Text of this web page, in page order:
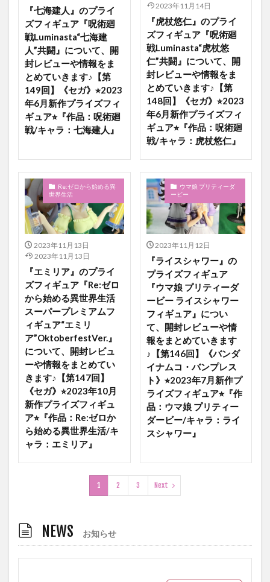
『七海建人』のプライ
ズフィギュア『呪術廻
戦Luminasta“七海建
人”共闘』について、開
封レビューや情報をま
とめていきます♪【第
149回】《セガ》⭐︎2023
年6月新作プライズフィ
ギュア⭐︎『作品：呪術廻
戦/キャラ：七海建人』
2023年11月14日
『虎杖悠仁』のプライ
ズフィギュア『呪術廻
戦Luminasta“虎杖悠
仁”共闘』について、開
封レビューや情報をま
とめていきます♪【第
148回】《セガ》⭐︎2023
年6月新作プライズフィ
ギュア⭐︎『作品：呪術廻
戦/キャラ：虎杖悠仁』
Re:ゼロから始める異
世界生活
2023年11月13日
2023年11月13日
『エミリア』のプライ
ズフィギュア『Re:ゼロ
から始める異世界生活
スーパープレミアムフ
ィギュア“エミリ
ア”OktoberfestVer.』
について、開封レビュ
ーや情報をまとめてい
きます♪【第147回】
《セガ》⭐︎2023年10月
新作プライズフィギュ
ア⭐︎『作品：Re:ゼロか
ら始める異世界生活/キ
ャラ：エミリア』
ウマ娘 プリティーダ
ービー
2023年11月12日
『ライスシャワー』の
プライズフィギュア
『ウマ娘 プリティーダ
ービー ライスシャワー
フィギュア』につい
て、開封レビューや情
報をまとめていきます
♪【第146回】《バンダ
イナムコ・バンプレス
ト》⭐︎2023年7月新作プ
ライズフィギュア⭐︎『作
品：ウマ娘 プリティー
ダービー/キャラ：ライ
スシャワー』
1 2 3 Next
NEWS お知らせ